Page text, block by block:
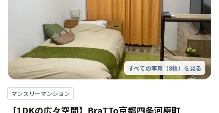
すべての写真（8枚）を見る
マンスリーマンション
【1DKの広々空間】BraTTo京都四条河原町